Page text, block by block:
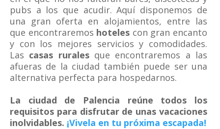
pubs a los que acudir. Aquí disponemos de
una gran oferta en alojamientos, entre las
que encontraremos hoteles con gran encanto
y con los mejores servicios y comodidades.
Las casas rurales que encontraremos a las
afueras de la ciudad también puede ser una
alternativa perfecta para hospedarnos.
La ciudad de Palencia reúne todos los
requisitos para disfrutar de unas vacaciones
inolvidables. ¡Vivela en tu próxima escapada!